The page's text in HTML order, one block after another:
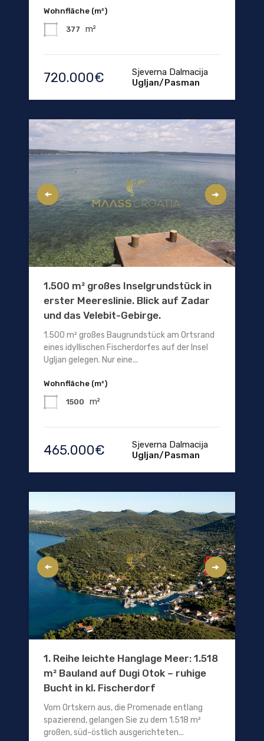
Wohnfläche (m²)
377 m²
720.000€
Sjeverna Dalmacija
Ugljan/Pasman
1.500 m² großes Inselgrundstück in
erster Meereslinie. Blick auf Zadar
und das Velebit-Gebirge.
1.500 m² großes Baugrundstück am Ortsrand
eines idyllischen Fischerdorfes auf der Insel
Ugljan gelegen. Nur eine...
Wohnfläche (m²)
1500 m²
465.000€
Sjeverna Dalmacija
Ugljan/Pasman
1. Reihe leichte Hanglage Meer: 1.518
m² Bauland auf Dugi Otok – ruhige
Bucht in kl. Fischerdorf
Vom Ortskern aus, die Promenade entlang
spazierend, gelangen Sie zu dem 1.518 m²
großen, süd-östlich ausgerichteten...